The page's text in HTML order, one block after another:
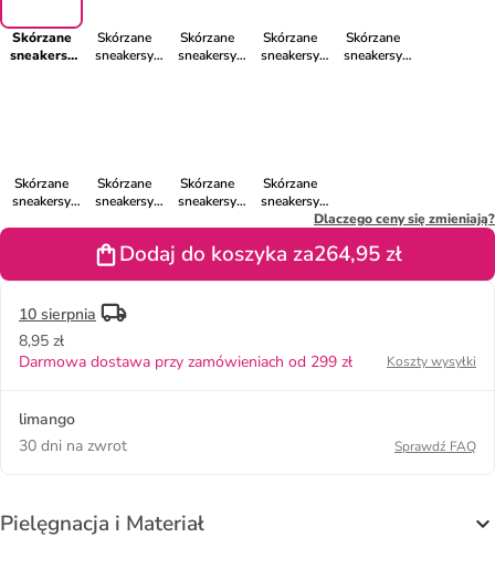
Skórzane
sneakersy
Skórzane
sneakersy
Skórzane
sneakersy
Skórzane
sneakersy
Skórzane
sneakersy
Skórzane
sneakersy
Skórzane
sneakersy
kolorze
szarym
Skórzane
sneakersy
kolorze
Skórzane
sneakersy
"Campus
kolorze
Dlaczego ceny się zmieniają?
Dodaj do koszyka za264,95 zł
10 sierpnia
8,95 zł
Darmowa dostawa przy zamówieniach od 299 zł
Koszty wysyłki
limango
30 dni na zwrot
Sprawdź FAQ
Pielęgnacja i Materiał